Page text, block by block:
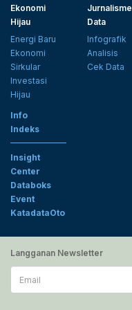
Ekonomi
Hijau
Energi Baru
Ekonomi
Sirkular
Investasi
Hijau
Jurnalisme
Data
Infografik
Analisis
Cek Data
Info
Indeks
Insight
Center
Databoks
Event
KatadataOto
Langganan Newsletter
Email